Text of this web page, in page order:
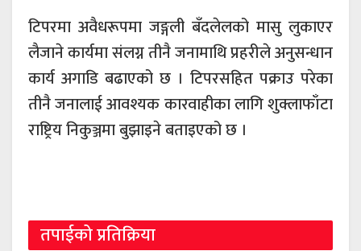
टिपरमा अवैधरूपमा जङ्गली बँदलेलको मासु लुकाएर
लैजाने कार्यमा संलग्न तीनै जनामाथि प्रहरीले अनुसन्धान
कार्य अगाडि बढाएको छ । टिपरसहित पक्राउ परेका
तीनै जनालाई आवश्यक कारवाहीका लागि शुक्लाफाँटा
राष्ट्रिय निकुञ्जमा बुझाइने बताइएको छ ।
तपाईको प्रतिक्रिया